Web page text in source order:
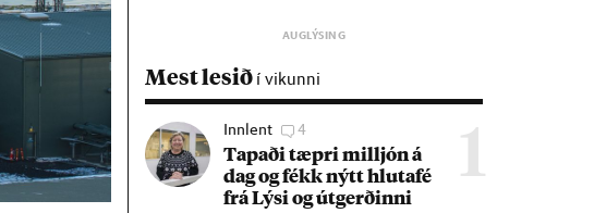
Mest lesið í vikunni
1
Innlent 4
Tap­aði tæpri millj­ón á
dag og fékk nýtt hluta­fé
frá Lýsi og út­gerð­inni